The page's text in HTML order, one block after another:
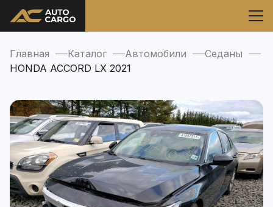
Главная Каталог Автомобили
Седаны
HONDA ACCORD LX 2021